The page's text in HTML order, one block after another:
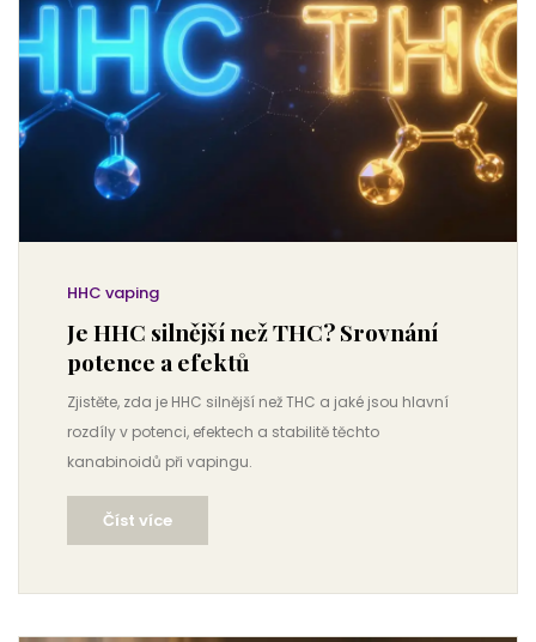
HHC vaping
Je HHC silnější než THC? Srovnání
potence a efektů
Zjistěte, zda je HHC silnější než THC a jaké jsou hlavní
rozdíly v potenci, efektech a stabilitě těchto
kanabinoidů při vapingu.
Číst více